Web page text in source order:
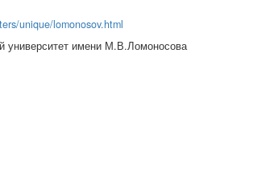
unique/lomonosov.html
университет имени М.В.Ломоносова